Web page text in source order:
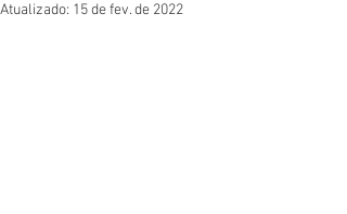
Atualizado: 15 de fev. de 2022